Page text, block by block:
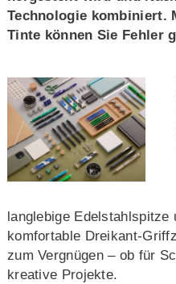
Technologie kombiniert.
Tinte können Sie Fehler
langlebige Edelstahlspitze
komfortable Dreikant-
zum Vergnügen – ob für
kreative Projekte.